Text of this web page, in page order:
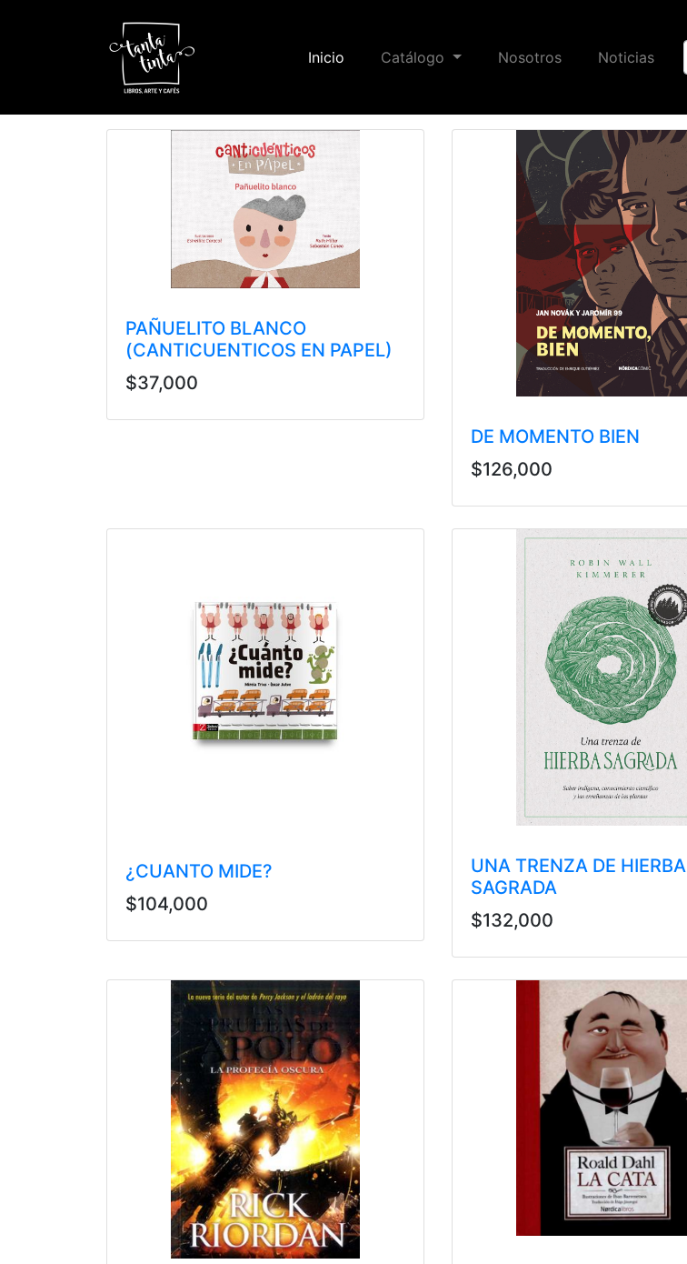
Inicio (current)Catálogo Nosotros Noticias
Librería
PAÑUELITO BLANCO
(CANTICUENTICOS EN PAPEL)
$37,000
DE MOMENTO BIEN
$126,000
¿CUANTO MIDE?
$104,000
UNA TRENZA DE HIERBA
SAGRADA
$132,000